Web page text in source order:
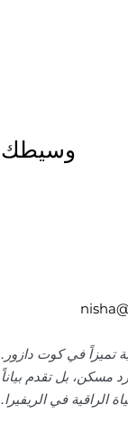
وسيطك
تميزاً في كوت دازور.
مسكن، بل تقدم بياناً
الراقية في الريفيرا.